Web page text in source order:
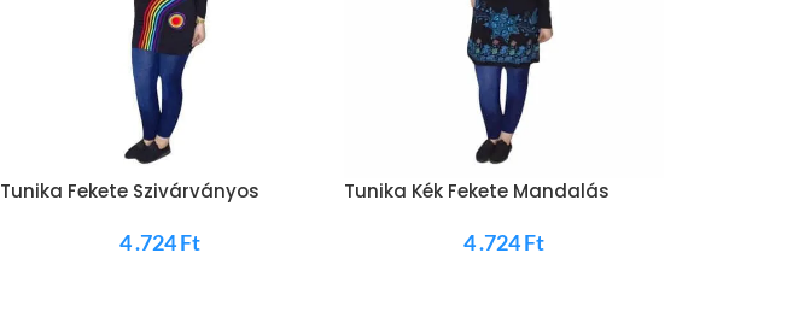
Tunika Fekete Szivárványos
4 .724Ft
Tunika Kék Fekete Mandalás
4 .724Ft